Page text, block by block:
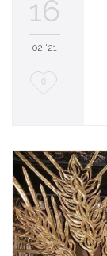
16
02 '21
M
n
c
a
n
0